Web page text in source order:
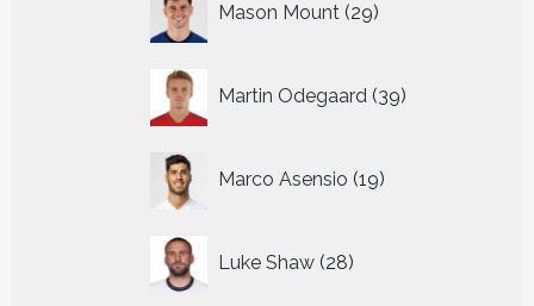
Mason Mount 29
producten
Martin Odegaard 39
producten
Marco Asensio 19
producten
Luke Shaw 28
producten